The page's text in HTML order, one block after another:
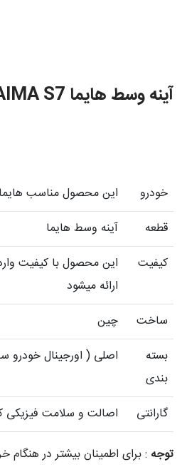
آینه وسط هایما HAIMA S7
خودرو
این محصول مناسب هایما HAIMA S7 میباشد
قطعه
آینه وسط هایما
کیفیت
این محصول با کیفیت
ارائه میشود
ساخت
چین
بسته
بندی
اصلی ( اورجینال خودرو
گارانتی اصالت و سلامت فیزیکی
توجه : برای اطمینان بیشتر در